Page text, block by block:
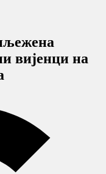
вијенци на